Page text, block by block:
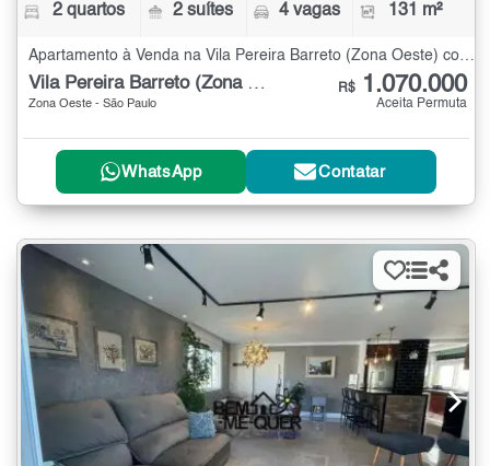
2 quartos 2 suítes 4 vagas 131 m²
Apartamento à Venda na Vila Pereira Barreto (Zona Oeste) com 2 quartos - 131 m²
Vila Pereira Barreto (Zona Oeste)
Zona Oeste - São Paulo
R$ 1.070.000
Aceita Permuta
WhatsApp Contatar